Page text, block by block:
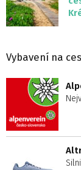
Vybavení na